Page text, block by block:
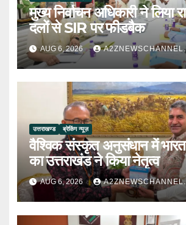
मुख्य निर्वाचन अधिकारी ने लिया
दलों से SIR पर फीडबैक
AUG 6, 2026
उत्तराखण्ड ब्रेकिंग न्यूज़
वैश्विक संस्कृत अनुसंधान में
का उत्तराखंड ने किया नेतृत्व
AUG 6, 2026